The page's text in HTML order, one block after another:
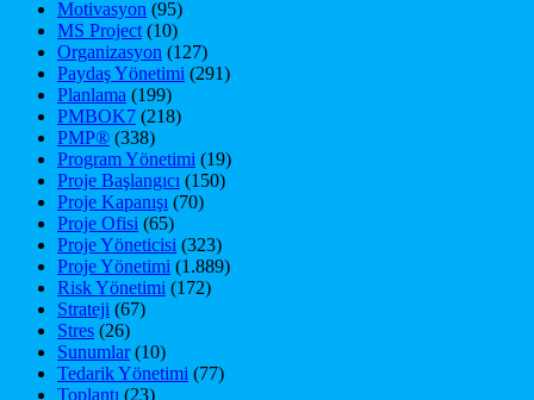
Motivasyon (95)
MS Project (10)
Organizasyon (127)
Paydaş Yönetimi (291)
Planlama (199)
PMBOK7 (218)
PMP® (338)
Program Yönetimi (19)
Proje Başlangıcı (150)
Proje Kapanışı (70)
Proje Ofisi (65)
Proje Yöneticisi (323)
Proje Yönetimi (1.889)
Risk Yönetimi (172)
Strateji (67)
Stres (26)
Sunumlar(10)
Tedarik Yönetimi (77)
Toplantı (23)